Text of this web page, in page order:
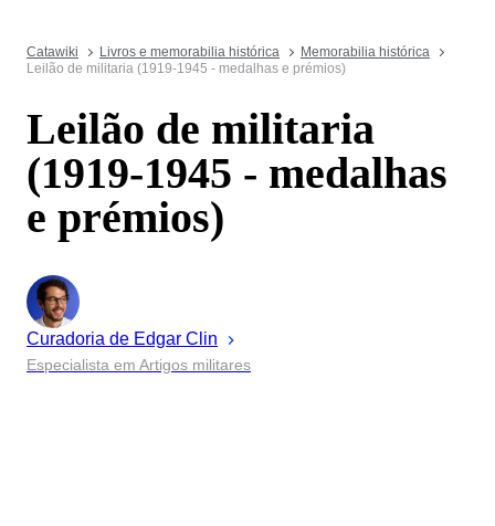
Catawiki Livros e memorabilia histórica
Memorabilia histórica
Leilão de militaria (1919-1945 - medalhas e prémios)
Leilão de militaria
(1919-1945 - medalhas
e prémios)
Curadoria de Edgar Clin
Especialista em Artigos militares